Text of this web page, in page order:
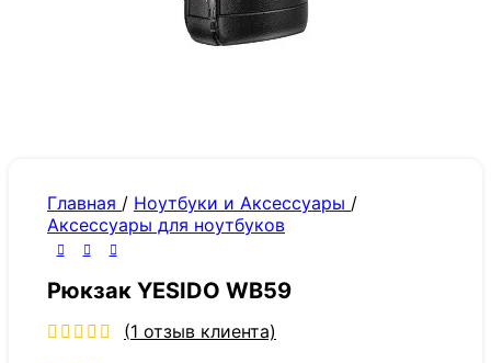
Главная / Ноутбуки и Аксессуары /
Аксессуары для ноутбуков
Рюкзак YESIDO WB59
(1 отзыв клиента)